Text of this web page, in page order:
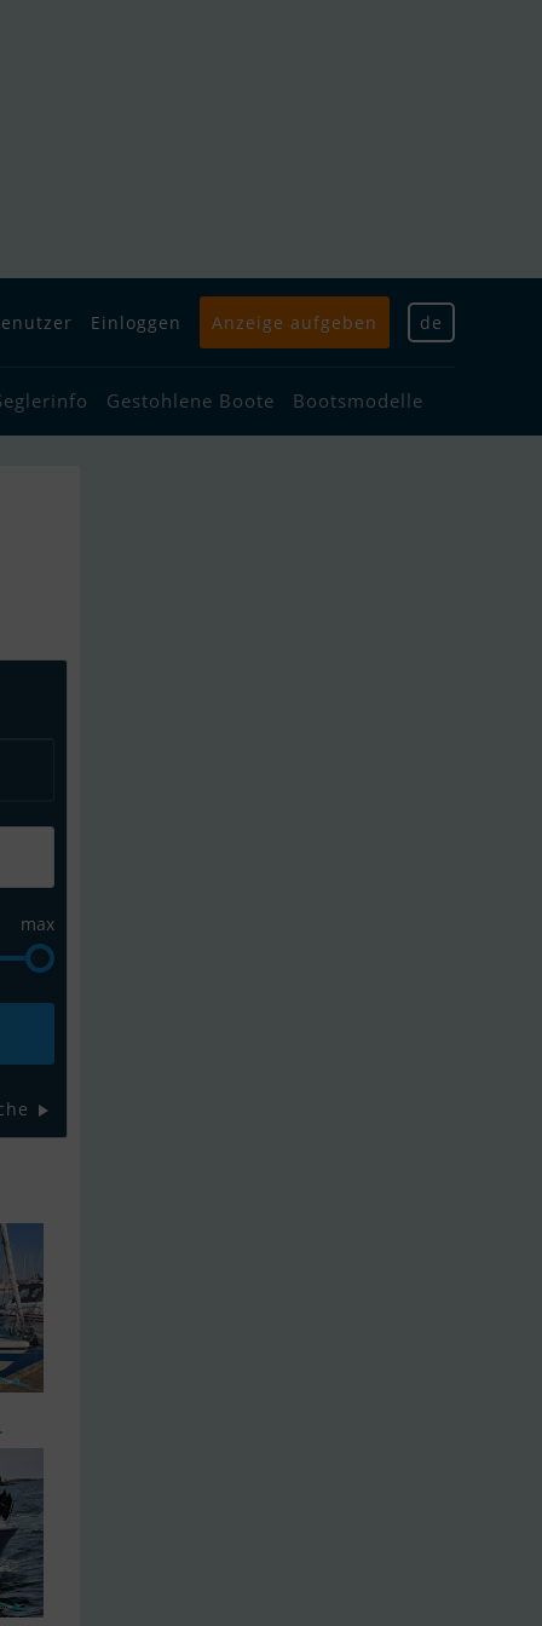
Einloggen Anzeige aufgeben de
Gestohlene Boote Bootsmodelle
und nutzen Sie den Anzeigendetektiv
max